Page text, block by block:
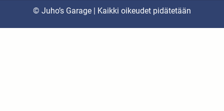
© Juho’s Garage | Kaikki oikeudet pidätetään